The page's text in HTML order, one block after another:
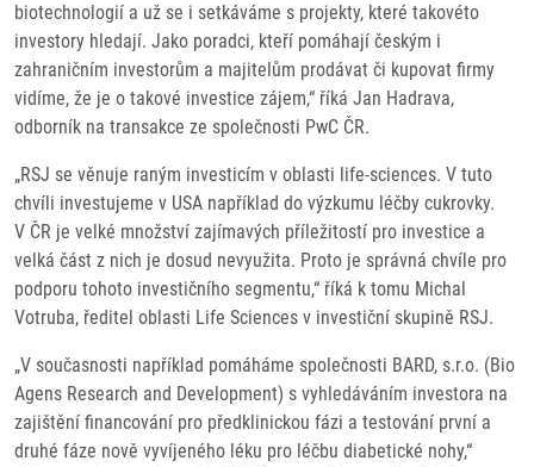
biotechnologií a už se i setkáváme s projekty, které takovéto
investory hledají. Jako poradci, kteří pomáhají českým i
zahraničním investorům a majitelům prodávat či kupovat firmy
vidíme, že je o takové investice zájem,“ říká Jan Hadrava,
odborník na transakce ze společnosti PwC ČR.
„RSJ se věnuje raným investicím v oblasti life-sciences. V tuto
chvíli investujeme v USA například do výzkumu léčby cukrovky.
V ČR je velké množství zajímavých příležitostí pro investice a
velká část z nich je dosud nevyužita. Proto je správná chvíle pro
podporu tohoto investičního segmentu,“ říká k tomu Michal
Votruba, ředitel oblasti Life Sciences v investiční skupině RSJ.
„V současnosti například pomáháme společnosti BARD, s.r.o. (Bio
Agens Research and Development) s vyhledáváním investora na
zajištění financování pro předklinickou fázi a testování první a
druhé fáze nově vyvíjeného léku pro léčbu diabetické nohy,“